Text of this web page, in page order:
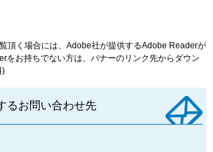
頂く場合には、Adobe社が提供するAdobe Readerが
をお持ちでない方は、バナーのリンク先からダウン
)
るお問い合わせ先